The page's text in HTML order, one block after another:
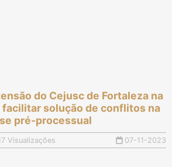
do Cejusc de Fortaleza na
facilitar solução de conflitos na
pré-processual
Visualizações 07-11-2023